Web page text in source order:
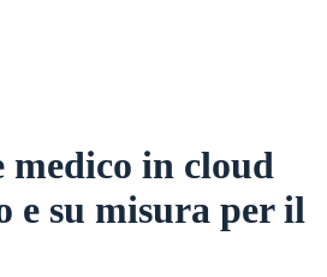
medico in cloud
e su misura per il